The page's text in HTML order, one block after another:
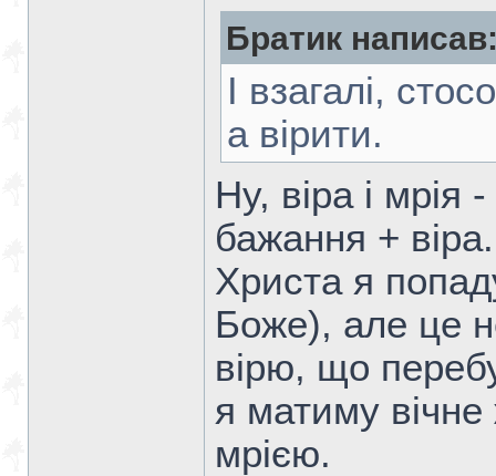
Братик
І взагалі,
а вірити.
Ну, віра і мрія
бажання +
Христа я
Боже), але це
вірю, що
я матиму
мрією.